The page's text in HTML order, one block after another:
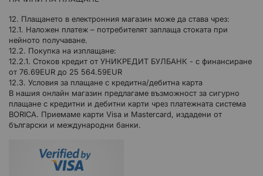
12. Плащането в електронния магазин може да става чрез:
12.1. Наложен платеж – потребителят заплаща стоката при
нейното получаване.
12.2. Покупка на изплащане:
12.2.1. Стоков кредит от УНИКРЕДИТ БУЛБАНК - с финансиране
от 76.69EUR до 25 564.59EUR
12.3. Условия за плащане с кредитна/дебитна карта
В нашия онлайн магазин предлагаме възможност за сигурно
плащане с кредитни и дебитни карти чрез платежната система
BORICA. Приемаме карти Visa и Mastercard, издадени от
български и международни банки.